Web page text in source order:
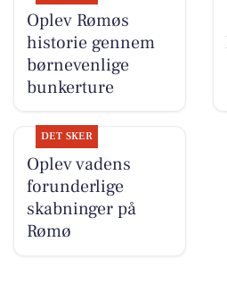
Oplev Rømøs
historie gennem
børnevenlige
bunkerture
DET SKER
Oplev vadens
forunderlige
skabninger på
Rømø